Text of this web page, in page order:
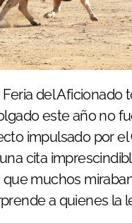
Feria del
este año no
impulsado por el
cita
muchos
a quienes la